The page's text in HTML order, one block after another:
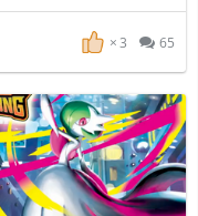
3 65